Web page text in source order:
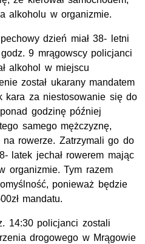
alkoholu w organizmie.
dzień miał 38- letni
9 mrągowscy policjanci
alkohol w miejscu
został ukarany mandatem
kara za niestosowanie się do
godzinę później
samego mężczyznę,
rowerze. Zatrzymali go do
latek jechał rowerem mając
organizmie. Tym razem
ponieważ będzie
mandatu.
14:30 policjanci zostali
drogowego w Mrągowie